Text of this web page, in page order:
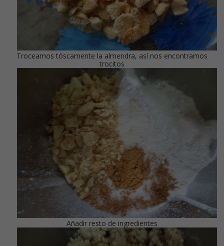
Troceamos tóscamente la almendra, así nos encontramos
trocitos
Añadir resto de ingredientes